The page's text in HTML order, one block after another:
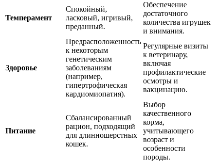
Темперамент
Спокойный,
ласковый, игривый,
преданный.
Обеспечение
достаточного
количества игрушек
и внимания.
Здоровье
Предрасположенность
к некоторым
генетическим
заболеваниям
(например,
гипертрофическая
кардиомиопатия).
Регулярные визиты
к ветеринару,
включая
профилактические
осмотры и
вакцинацию.
Питание
Сбалансированный
рацион, подходящий
для длинношерстных
кошек.
Выбор
качественного
корма,
учитывающего
возраст и
особенности
породы.